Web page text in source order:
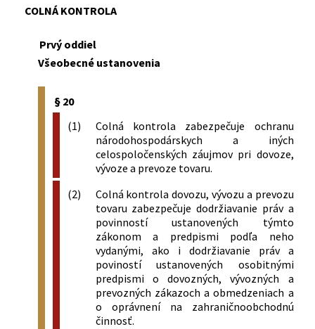
COLNÁ KONTROLA
Prvý oddiel
Všeobecné ustanovenia
§ 20
(1)
Colná kontrola zabezpečuje ochranu
národohospodárskych a iných
celospoločenských záujmov pri dovoze,
vývoze a prevoze tovaru.
(2)
Colná kontrola dovozu, vývozu a prevozu
tovaru zabezpečuje dodržiavanie práv a
povinností ustanovených týmto
zákonom a predpismi podľa neho
vydanými, ako i dodržiavanie práv a
poviností ustanovených osobitnými
predpismi o dovozných, vývozných a
prevozných zákazoch a obmedzeniach a
o oprávnení na zahraničnoobchodnú
činnosť.